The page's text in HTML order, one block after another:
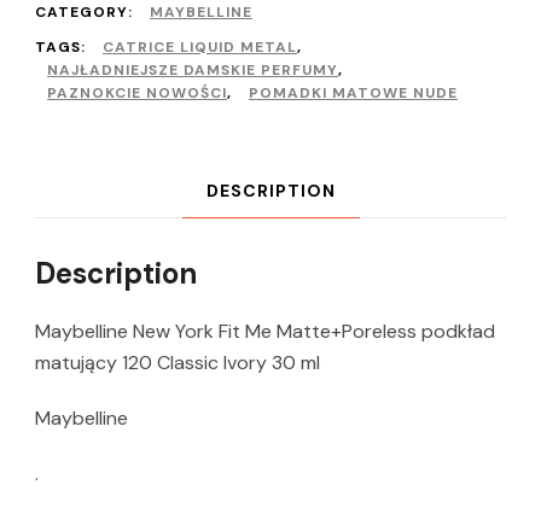
CATEGORY:
MAYBELLINE
TAGS:
CATRICE LIQUID METAL,
NAJŁADNIEJSZE DAMSKIE PERFUMY,
PAZNOKCIE NOWOŚCI, POMADKI MATOWE NUDE
DESCRIPTION
Description
Maybelline New York Fit Me Matte+Poreless podkład
matujący 120 Classic Ivory 30 ml
Maybelline
.